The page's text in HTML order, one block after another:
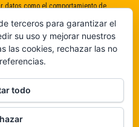
datos como el comportamiento de
a determinadas características y
manera
terceros para garantizar el
su uso y mejorar nuestros
las cookies, rechazar las no
todo